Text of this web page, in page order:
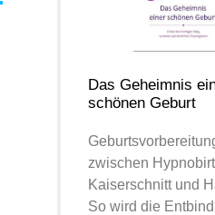
Das Geheimnis
schönen Geburt
zwischen
Kaiserschnitt und
So wird die